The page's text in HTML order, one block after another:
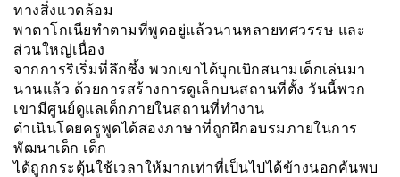
ทางสิ่งเเวดล้อม
พาตาโกเนียทำตามที่พูดอยู่แล้วนานหลายทศวรรษ และ
ส่วนใหญ่เนื่อง
จากการริเริ่มที่ลึกซึ้ง พวกเขาได้บุกเบิกสนามเด็กเล่นมา
นานแล้ว ด้วยการสร้างการดูเล็กบนสถานที่ตั้ง วันนี้พวก
เขามีศูนย์ดูแลเด็กภายในสถานที่ทำงาน
ดำเนินโดยครูพูดได้สองภาษาที่ถูกฝึกอบรมภายในการ
พัฒนาเด็ก เด็ก
ได้ถูกกระตุ้นใช้เวลาให้มากเท่าที่เป็นไปได้ข้างนอกค้นพบ